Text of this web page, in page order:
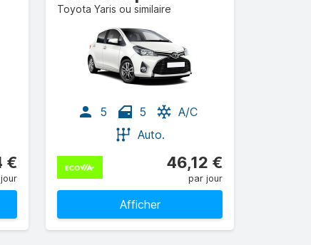
€
Toyota Yaris ou similaire
5 5
A/C
Auto.
46,12 €
par jour
Afficher